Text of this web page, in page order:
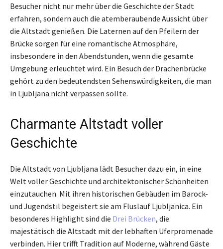
Besucher nicht nur mehr über die Geschichte der Stadt
erfahren, sondern auch die atemberaubende Aussicht über
die Altstadt genießen. Die Laternen auf den Pfeilern der
Brücke sorgen für eine romantische Atmosphäre,
insbesondere in den Abendstunden, wenn die gesamte
Umgebung erleuchtet wird. Ein Besuch der Drachenbrücke
gehört zu den bedeutendsten Sehenswürdigkeiten, die man
in Ljubljana nicht verpassen sollte.
Charmante Altstadt voller
Geschichte
Die Altstadt von Ljubljana lädt Besucher dazu ein, in eine
Welt voller Geschichte und architektonischer Schönheiten
einzutauchen. Mit ihren historischen Gebäuden im Barock-
und Jugendstil begeistert sie am Fluslauf Ljubljanica. Ein
besonderes Highlight sind die Drei Brücken, die
majestätisch die Altstadt mit der lebhaften Uferpromenade
verbinden. Hier trifft Tradition auf Moderne, während Gäste